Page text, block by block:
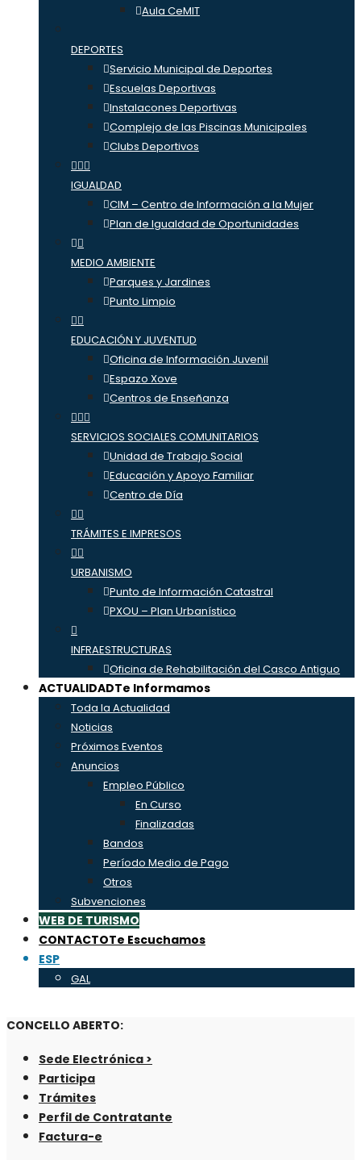
Aula CeMIT
DEPORTES
Servicio Municipal de Deportes
Escuelas Deportivas
Instalacones Deportivas
Complejo de las Piscinas Municipales
Clubs Deportivos
IGUALDAD
CIM – Centro de Información a la Mujer
Plan de Igualdad de Oportunidades
MEDIO AMBIENTE
Parques y Jardines
Punto Limpio
EDUCACIÓN Y JUVENTUD
Oficina de Información Juvenil
Espazo Xove
Centros de Enseñanza
SERVICIOS SOCIALES COMUNITARIOS
Unidad de Trabajo Social
Educación y Apoyo Familiar
Centro de Día
TRÁMITES E IMPRESOS
URBANISMO
Punto de Información Catastral
PXOU – Plan Urbanístico
INFRAESTRUCTURAS
Oficina de Rehabilitación del Casco Antiguo
ACTUALIDADTe Informamos
Toda la Actualidad
Noticias
Próximos Eventos
Anuncios
Empleo Público
En Curso
Finalizadas
Bandos
Período Medio de Pago
Otros
Subvenciones
WEB DE TURISMO
CONTACTOTe Escuchamos
ESP
GAL
CONCELLO ABERTO:
Sede Electrónica >
Participa
Trámites
Perfil de Contratante
Factura-e